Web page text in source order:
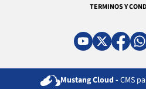
TERMINOS Y
Mustang Cloud - CMS